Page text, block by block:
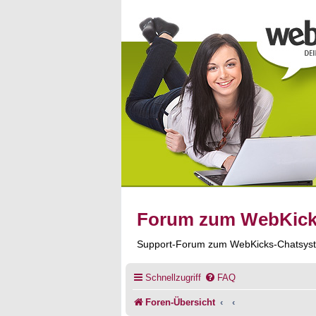
Forum zum
Support-Forum zum WebKicks-
Schnellzugriff FAQ
Foren-Übersicht